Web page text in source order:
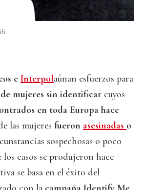
e Interpolaúnan esfuerzos para
mujeres sin identificar cuyos
en toda Europa hace
las mujeres fueron asesinadas o
sospechosas o poco
casos se produjeron hace
se basa en el éxito del